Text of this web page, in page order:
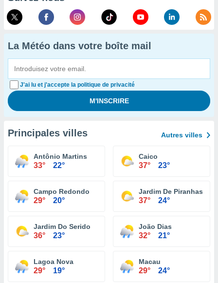
La Météo dans votre boîte mail
J'ai lu et j'accepte la politique de privacité
Principales villes Autres villes
Antônio Martins
33° 22°
Caico
37° 23°
Campo Redondo
29° 20°
Jardim De Piranhas
37° 24°
Jardim Do Serido
36° 23°
João Dias
32° 21°
Lagoa Nova
29° 19°
Macau
29° 24°